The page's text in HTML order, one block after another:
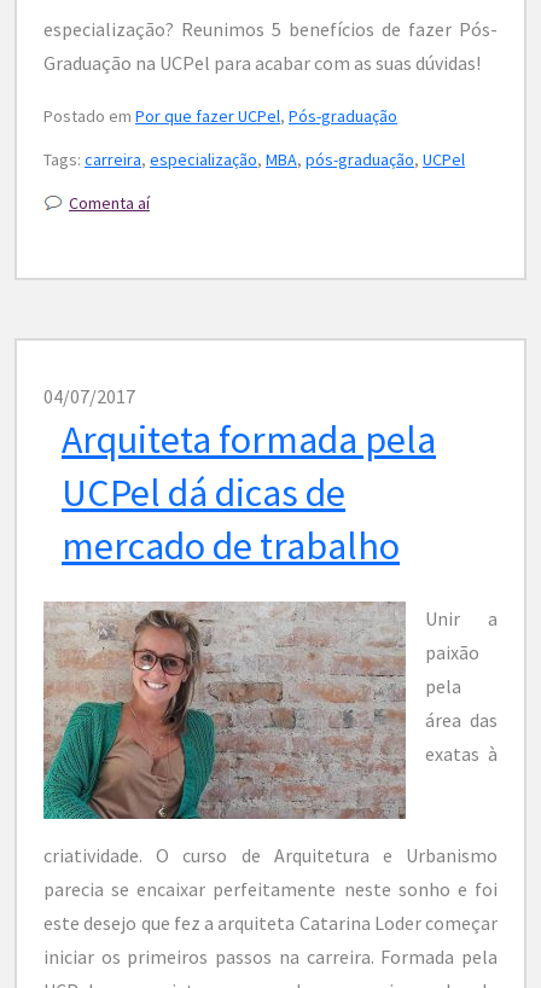
especialização? Reunimos 5 benefícios de fazer Pós-
Graduação na UCPel para acabar com as suas dúvidas!
Postado em Por que fazer UCPel, Pós-graduação
Tags: carreira, especialização, MBA, pós-graduação, UCPel
Comenta aí
04/07/2017
Arquiteta formada pela
UCPel dá dicas de
mercado de trabalho
Unir a
paixão
pela
área das
exatas à
criatividade. O curso de Arquitetura e Urbanismo
parecia se encaixar perfeitamente neste sonho e foi
este desejo que fez a arquiteta Catarina Loder começar
iniciar os primeiros passos na carreira. Formada pela